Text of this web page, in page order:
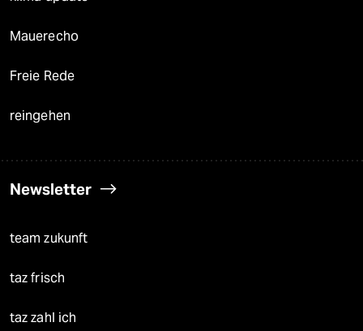
Mauerecho
Freie Rede
reingehen
Newsletter
team zukunft
taz frisch
taz zahl ich